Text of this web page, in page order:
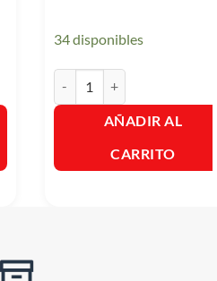
34 disponibles
AÑADIR AL
CARRITO